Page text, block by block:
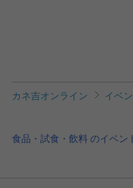
カネ吉オンライン イベ
食品・試食・飲料 のイベン